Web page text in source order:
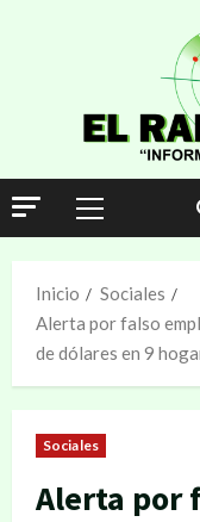
Inicio
Sociales
Alerta por falso
de dólares en 9
Sociales
Alerta por